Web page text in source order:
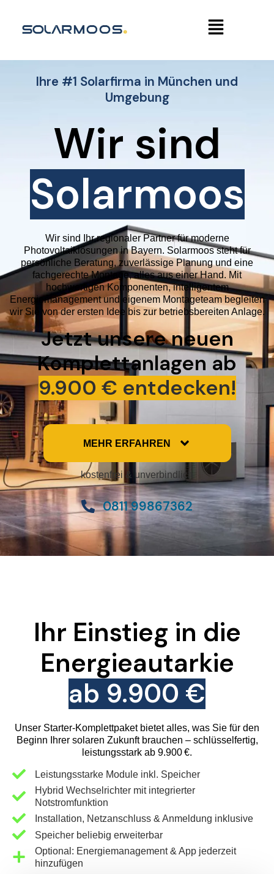
springen
Menü
Ihre #1 Solarfirma in München und
Umgebung
Wir sind
Solarmoos
Wir sind Ihr regionaler Partner für moderne
Photovoltaiklösungen in Bayern. Solarmoos steht für
persönliche Beratung, zuverlässige Planung und eine
fachgerechte Montage, alles aus einer Hand. Mit
hochwertigen Komponenten, intelligentem
Energiemanagement und eigenem Montageteam begleiten
wir Sie von der ersten Idee bis zur betriebsbereiten Anlage.
Jetzt unsere neuen
Komplettanlagen ab
9.900 € entdecken!
MEHR ERFAHREN
kostenfrei & unverbindlich
0811 99867362
Ihr Einstieg in die
Energieautarkie
ab 9.900 €
Unser Starter-Komplettpaket bietet alles, was Sie für den
Beginn Ihrer solaren Zukunft brauchen – schlüsselfertig,
leistungsstark ab 9.900 €.
Leistungsstarke Module inkl. Speicher
Hybrid Wechselrichter mit integrierter
Notstromfunktion
Installation, Netzanschluss & Anmeldung inklusive
Speicher beliebig erweiterbar
Optional: Energiemanagement & App jederzeit
hinzufügen